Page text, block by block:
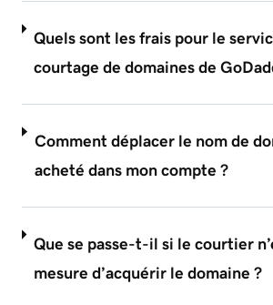
Quels sont les frais pour le
courtage de domaines de
Comment déplacer le nom de
acheté dans mon compte ?
Que se passe-t-il si le courtier
mesure d’acquérir le domaine ?